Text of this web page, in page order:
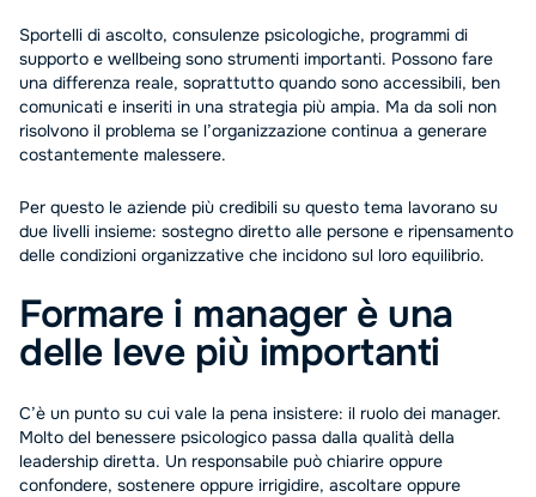
Sportelli di ascolto, consulenze psicologiche, programmi di
supporto e wellbeing sono strumenti importanti. Possono fare
una differenza reale, soprattutto quando sono accessibili, ben
comunicati e inseriti in una strategia più ampia. Ma da soli non
risolvono il problema se l’organizzazione continua a generare
costantemente malessere.
Per questo le aziende più credibili su questo tema lavorano su
due livelli insieme: sostegno diretto alle persone e ripensamento
delle condizioni organizzative che incidono sul loro equilibrio.
Formare i manager è una
delle leve più importanti
C’è un punto su cui vale la pena insistere: il ruolo dei manager.
Molto del benessere psicologico passa dalla qualità della
leadership diretta. Un responsabile può chiarire oppure
confondere, sostenere oppure irrigidire, ascoltare oppure